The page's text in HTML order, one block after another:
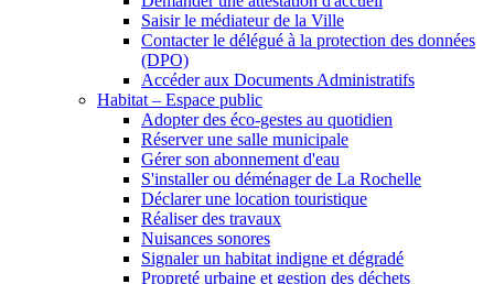
Saisir le médiateur de la Ville
Contacter le délégué à la protection des données
(DPO)
Accéder aux Documents Administratifs
Habitat – Espace public
Adopter des éco-gestes au quotidien
Réserver une salle municipale
Gérer son abonnement d'eau
S'installer ou déménager de La Rochelle
Déclarer une location touristique
Réaliser des travaux
Nuisances sonores
Signaler un habitat indigne et dégradé
Propreté urbaine et gestion des déchets